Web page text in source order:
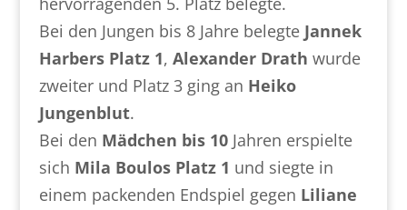
Bei den Jungen bis 8 Jahre belegte Jannek
Harbers Platz 1, Alexander Drath wurde
zweiter und Platz 3 ging an Heiko
Jungenblut.
Bei den Mädchen bis 10Jahren erspielte
sich Mila Boulos Platz 1 und siegte in
einem packenden Endspiel gegen Liliane